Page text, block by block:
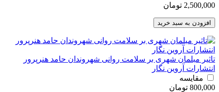
2,500,000 تومان
افزودن به سبد خرید
تاثیر مبلمان شهری بر سلامت روانی شهروندان حامد هنرپرور
انتشارات آروین نگار
مقایسه
800,000 تومان